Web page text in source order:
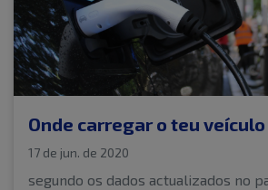
Onde carregar o teu
17 de jun. de 2020
segundo os dados actualizados no